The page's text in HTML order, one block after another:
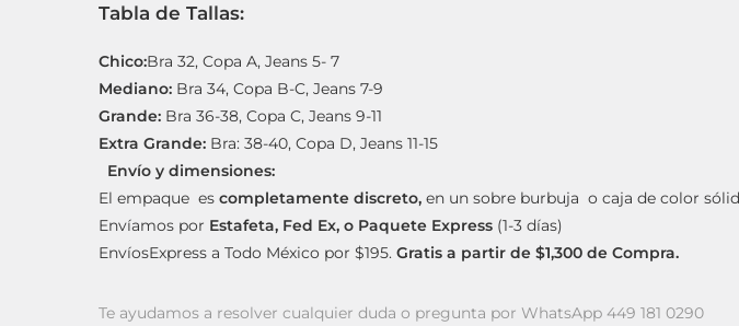
Tabla de Tallas:
Chico:Bra 32, Copa A, Jeans 5- 7
Mediano: Bra 34, Copa B-C, Jeans 7-9
Grande: Bra 36-38, Copa C, Jeans 9-11
Extra Grande: Bra: 38-40, Copa D, Jeans 11-15
Envío y dimensiones:
El empaque escompletamente discreto,en un sobre burbuja o caja de color
Envíamos por Estafeta, Fed Ex, o Paquete Express (1-3 días)
EnvíosExpress a Todo México por $195.Gratis a partir de $1,300 de Compra.
Te ayudamos a resolver cualquier duda o pregunta por WhatsApp 449 181 0290